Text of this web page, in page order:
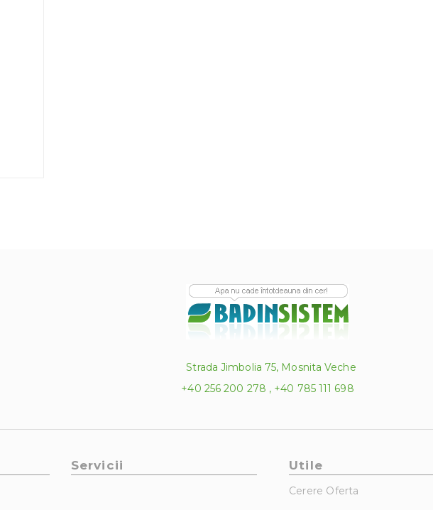
Strada Jimbolia 75, Mosnita Veche
+40 256 200 278 , +40 785 111 698
Servicii Utile
Cerere Oferta